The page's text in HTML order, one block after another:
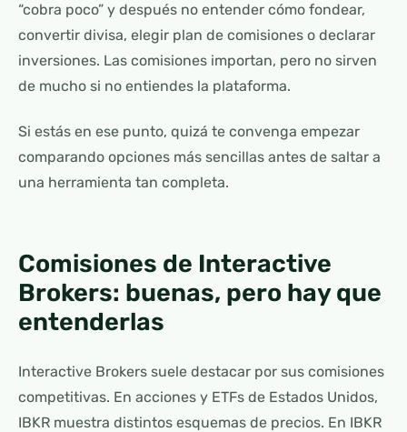
“cobra poco” y después no entender cómo fondear,
convertir divisa, elegir plan de comisiones o declarar
inversiones. Las comisiones importan, pero no sirven
de mucho si no entiendes la plataforma.
Si estás en ese punto, quizá te convenga empezar
comparando opciones más sencillas antes de saltar a
una herramienta tan completa.
Comisiones de Interactive
Brokers: buenas, pero hay que
entenderlas
Interactive Brokers suele destacar por sus comisiones
competitivas. En acciones y ETFs de Estados Unidos,
IBKR muestra distintos esquemas de precios. En IBKR